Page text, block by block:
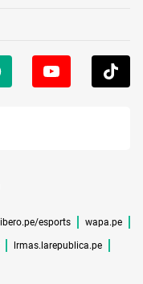
libero.pe/esports wapa.pe
lrmas.larepublica.pe